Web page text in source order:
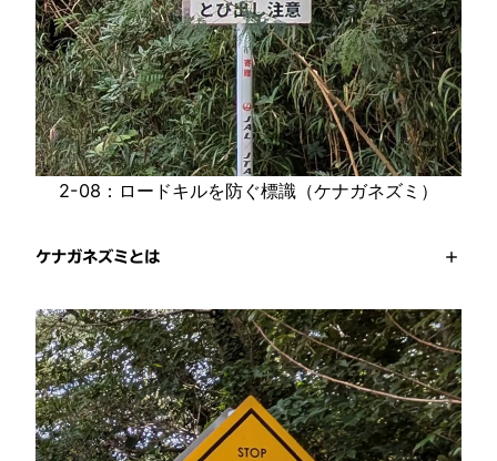
2-08：ロードキルを防ぐ標識（ケナガネズミ）
ケナガネズミとは +